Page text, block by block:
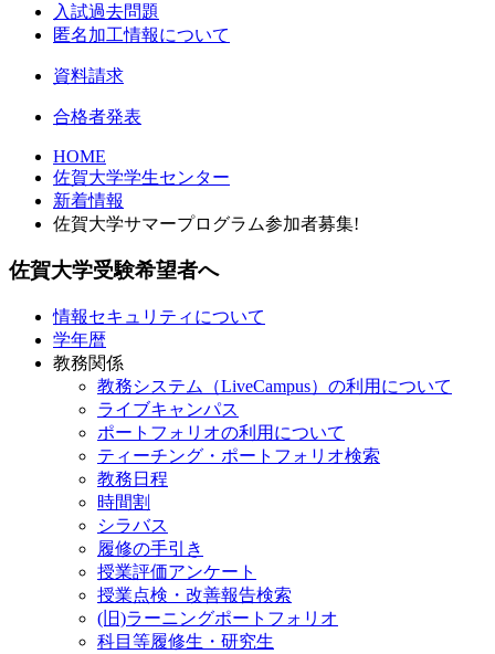
入試過去問題
匿名加工情報について
資料請求
合格者発表
HOME
佐賀大学学生センター
新着情報
佐賀大学サマープログラム参加者募集!
佐賀大学受験希望者へ
情報セキュリティについて
学年暦
教務関係
教務システム（LiveCampus）の利用について
ライブキャンパス
ポートフォリオの利用について
ティーチング・ポートフォリオ検索
教務日程
時間割
シラバス
履修の手引き
授業評価アンケート
授業点検・改善報告検索
(旧)ラーニングポートフォリオ
科目等履修生・研究生